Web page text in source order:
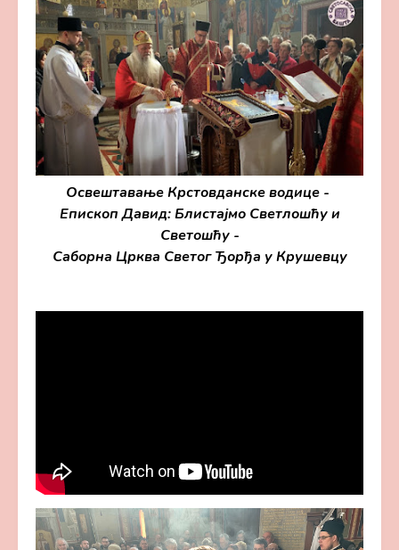
Освештавање Крстовданске водице -
Епископ Давид: Блистајмо Светлошћу и
Светошћу -
Саборна Црква Светог Ђорђа у Крушевцу